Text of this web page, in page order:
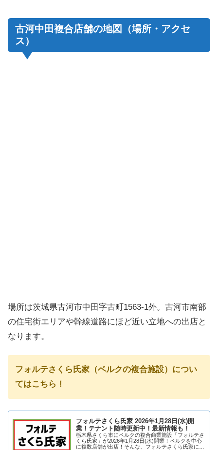
古河中田複合店舗の地図（場所・アクセ
ス）
場所は茨城県古河市中田字古町1563-1外。古河市南部
の住宅街エリアや幹線道路にほど近い立地への出店と
なります。
フォルテさくら氏家（ベルクの複合施設）につい
てはこちら！
フォルテさくら氏家 2026年1月28日(水)開
業！テナント随時更新中！最新情報も！
栃木県さくら市にベルクの複合商業施設「フォルテさ
くら氏家」が2026年1月28日(水)開業！ベルクを中心
に複数店舗が出店！そんな、フォルテさくら氏家につ